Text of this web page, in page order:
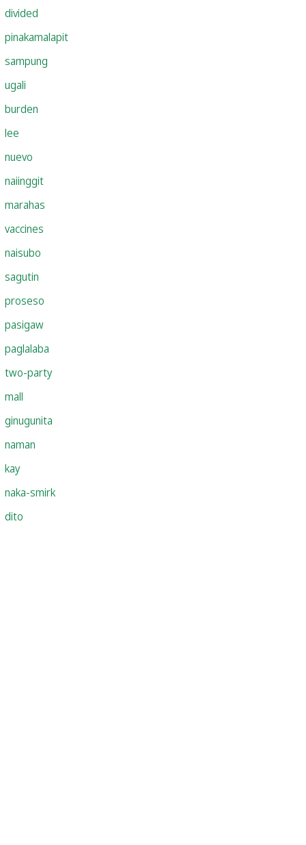
divided
pinakamalapit
sampung
ugali
burden
lee
nuevo
naiinggit
marahas
vaccines
naisubo
sagutin
proseso
pasigaw
paglalaba
two-party
mall
ginugunita
naman
kay
naka-smirk
dito